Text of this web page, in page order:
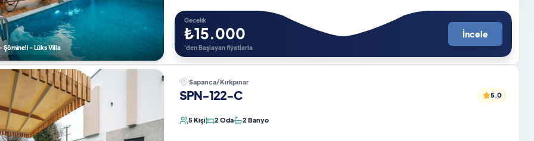
Şömineli - Lüks Villa
Gecelik
₺15.000
'den Başlayan fiyatlarla
İncele
Sapanca/Kırkpınar
SPN-122-C 5.0
5 Kişi 2 Oda 2 Banyo